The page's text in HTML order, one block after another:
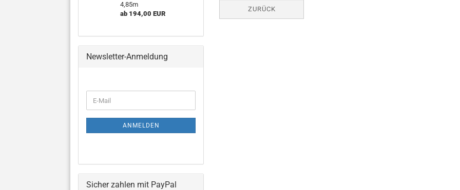
ZURÜCK
4,85m
ab 194,00 EUR
Newsletter-Anmeldung
ZUR
ANMELDUNG
E-
Mail
ANMELDEN
Sicher zahlen mit PayPal